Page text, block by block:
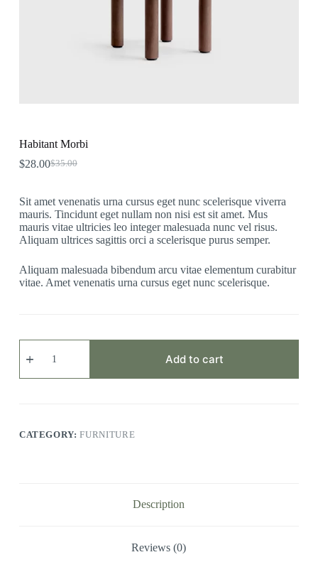
Habitant Morbi
$35.00
Original
$35.00.
$28.00Current
$28.00.
Sit amet venenatis urna cursus eget nunc scelerisque viverra
mauris. Tincidunt eget nullam non nisi est sit amet. Mus
mauris vitae ultricies leo integer malesuada nunc vel risus.
Aliquam ultrices sagittis orci a scelerisque purus semper.
Aliquam malesuada bibendum arcu vitae elementum curabitur
vitae. Amet venenatis urna cursus eget nunc scelerisque.
Habitant
Morbi
Add to cart
CATEGORY:FURNITURE
Description
Reviews (0)